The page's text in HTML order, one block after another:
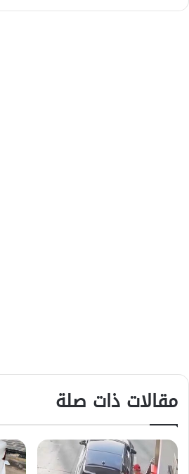
مقالات ذات صلة